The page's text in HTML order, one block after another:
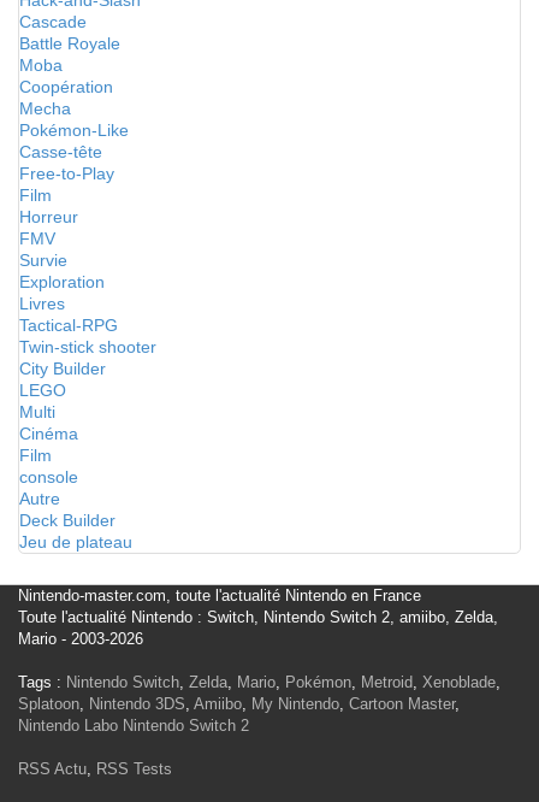
Cascade
Battle Royale
Moba
Coopération
Mecha
Pokémon-Like
Casse-tête
Free-to-Play
Film
Horreur
FMV
Survie
Exploration
Livres
Tactical-RPG
Twin-stick shooter
City Builder
LEGO
Multi
Cinéma
Film
console
Autre
Deck Builder
Jeu de plateau
Nintendo-master.com, toute l'actualité Nintendo en France
Toute l'actualité Nintendo : Switch, Nintendo Switch 2, amiibo, Zelda,
Mario - 2003-2026
Tags : Nintendo Switch, Zelda, Mario, Pokémon, Metroid, Xenoblade,
Splatoon, Nintendo 3DS, Amiibo, My Nintendo, Cartoon Master,
Nintendo Labo Nintendo Switch 2
RSS Actu, RSS Tests